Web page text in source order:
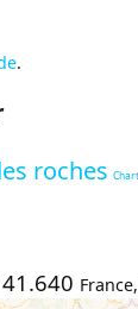
.
roches
41.640 France,